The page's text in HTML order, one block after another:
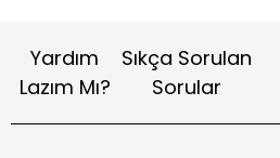
Yardım
Lazım Mı?
Sıkça Sorulan
Sorular